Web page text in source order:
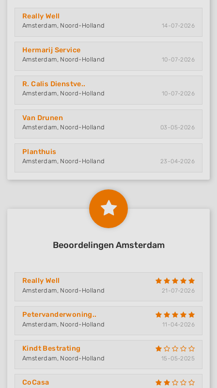
Really Well
Amsterdam, Noord-Holland 14-07-2026
Hermarij Service
Amsterdam, Noord-Holland 10-07-2026
R. Calis Dienstve..
Amsterdam, Noord-Holland 10-07-2026
Van Drunen
Amsterdam, Noord-Holland 03-05-2026
Planthuis
Amsterdam, Noord-Holland 23-04-2026
Beoordelingen Amsterdam
Really Well
Amsterdam, Noord-Holland 21-07-2026
Petervanderwoning..
Amsterdam, Noord-Holland 11-04-2026
Kindt Bestrating
Amsterdam, Noord-Holland 15-05-2025
CoCasa